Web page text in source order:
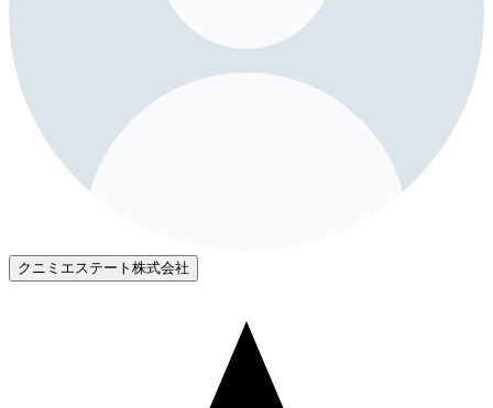
クニミエステート株式会社